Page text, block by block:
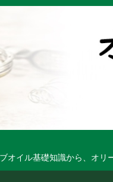
イル基礎知識から、オ